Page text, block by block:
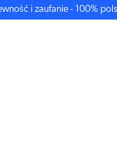
i zaufanie - 100%